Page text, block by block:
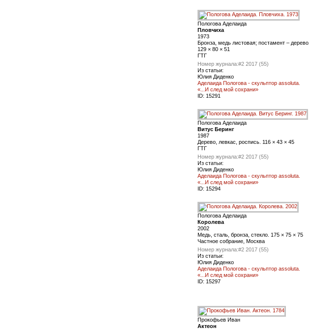
Пологова Аделаида
Пловчиха
1973
Бронза, медь листовая; постамент – дерево.
129 × 80 × 51
ГТГ
Номер журнала:#2 2017 (55)
Из статьи:
Юлия Диденко
Аделаида Пологова - скульптор assoluta.
«...И след мой сохрани»
ID: 15291
Пологова Аделаида
Витус Беринг
1987
Дерево, левкас, роспись. 116 × 43 × 45
ГТГ
Номер журнала:#2 2017 (55)
Из статьи:
Юлия Диденко
Аделаида Пологова - скульптор assoluta.
«...И след мой сохрани»
ID: 15294
Пологова Аделаида
Королева
2002
Медь, сталь, бронза, стекло. 175 × 75 × 75
Частное собрание, Москва
Номер журнала:#2 2017 (55)
Из статьи:
Юлия Диденко
Аделаида Пологова - скульптор assoluta.
«...И след мой сохрани»
ID: 15297
Прокофьев Иван
Актеон